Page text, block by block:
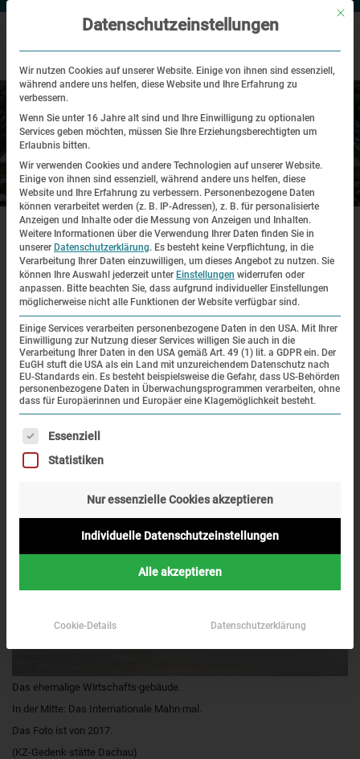
Historischer Ort
Start·seite | Historischer Ort | Virtueller Rund·gang |
Wirtschafts·gebäude (Haupt·ausstellung)
Virtueller Rund·gang
Wirtschafts·gebäude
(Haupt·ausstellung)
Das ehemalige Wirtschafts·gebäude.
In der Mitte: Das Internationale Mahn·mal.
Das Foto ist von 2017.
(KZ-Gedenk·stätte Dachau)
Mit
Datenschutzeinstellungen
Wir nutzen Cookies auf unserer Website. Einige von ihnen sind essenziell,
während andere uns helfen, diese Website und Ihre Erfahrung zu
verbessern.
Wenn Sie unter 16 Jahre alt sind und Ihre Einwilligung zu optionalen
Services geben möchten, müssen Sie Ihre Erziehungsberechtigten um
Erlaubnis bitten.
Wir verwenden Cookies und andere Technologien auf unserer Website.
Einige von ihnen sind essenziell, während andere uns helfen, diese
Website und Ihre Erfahrung zu verbessern. Personenbezogene Daten
können verarbeitet werden (z. B. IP-Adressen), z. B. für personalisierte
Anzeigen und Inhalte oder die Messung von Anzeigen und Inhalten.
Weitere Informationen über die Verwendung Ihrer Daten finden Sie in
unserer Datenschutzerklärung. Es besteht keine Verpflichtung, in die
Verarbeitung Ihrer Daten einzuwilligen, um dieses Angebot zu nutzen. Sie
können Ihre Auswahl jederzeit unter Einstellungen widerrufen oder
anpassen. Bitte beachten Sie, dass aufgrund individueller Einstellungen
möglicherweise nicht alle Funktionen der Website verfügbar sind.
Einige Services verarbeiten personenbezogene Daten in den USA. Mit Ihrer
Einwilligung zur Nutzung dieser Services willigen Sie auch in die
Verarbeitung Ihrer Daten in den USA gemäß Art. 49 (1) lit. a GDPR ein. Der
EuGH stuft die USA als ein Land mit unzureichendem Datenschutz nach
EU-Standards ein. Es besteht beispielsweise die Gefahr, dass US-Behörden
personenbezogene Daten in Überwachungsprogrammen verarbeiten, ohne
dass für Europäerinnen und Europäer eine Klagemöglichkeit besteht.
Es folgt eine Liste der Service-Gruppen, für die eine Einwilligung erteilt werden kann. Die
Essenziell
Statistiken
Nur essenzielle Cookies akzeptieren
Individuelle Datenschutzeinstellungen
Alle akzeptieren
Cookie-Details Datenschutzerklärung